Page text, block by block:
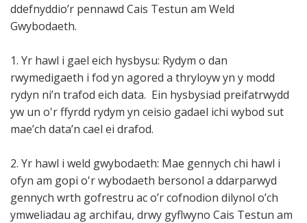
ddefnyddio’r pennawd Cais Testun am Weld
Gwybodaeth.
1. Yr hawl i gael eich hysbysu: Rydym o dan
rwymedigaeth i fod yn agored a thryloyw yn y modd
rydyn ni’n trafod eich data. Ein hysbysiad preifatrwydd
yw un o'r ffyrdd rydym yn ceisio gadael ichi wybod sut
mae’ch data’n cael ei drafod.
2. Yr hawl i weld gwybodaeth: Mae gennych chi hawl i
ofyn am gopi o'r wybodaeth bersonol a ddarparwyd
gennych wrth gofrestru ac o’r cofnodion dilynol o’ch
ymweliadau ag archifau, drwy gyflwyno Cais Testun am